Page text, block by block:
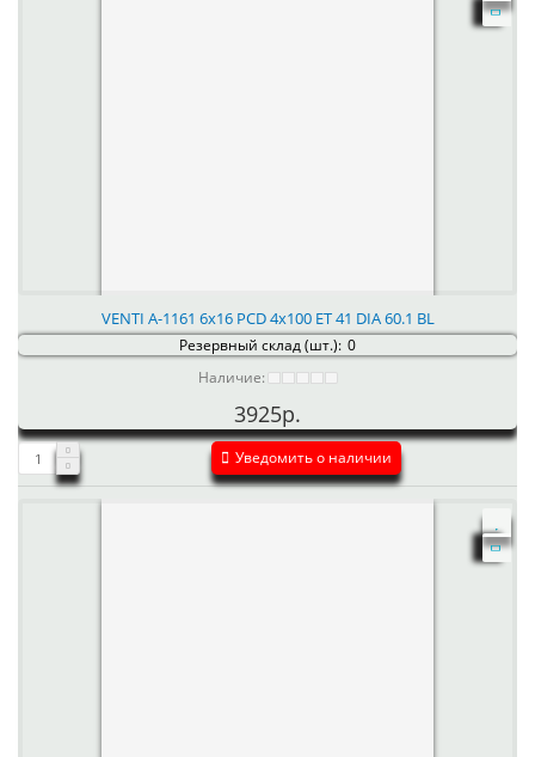
VENTI А-1161 6x16 PCD 4x100 ET 41 DIA 60.1 BL
Резервный склад (шт.): 0
Наличие:
3925р.
Уведомить о наличии